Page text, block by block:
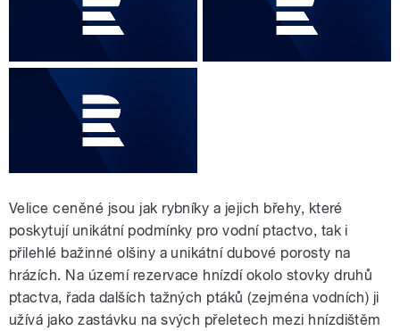
Velice ceněné jsou jak rybníky a jejich břehy, které
poskytují unikátní podmínky pro vodní ptactvo, tak i
přilehlé bažinné olšiny a unikátní dubové porosty na
hrázích. Na území rezervace hnízdí okolo stovky druhů
ptactva, řada dalších tažných ptáků (zejména vodních) ji
užívá jako zastávku na svých přeletech mezi hnízdištěm